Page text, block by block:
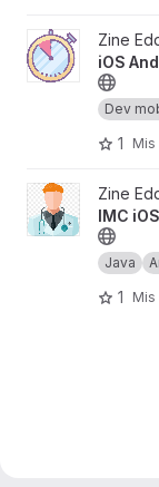
Afficher le projet
Zine
iOS
Dev
1 Mis
Afficher le projet
Zine
IMC
Java
1 Mis